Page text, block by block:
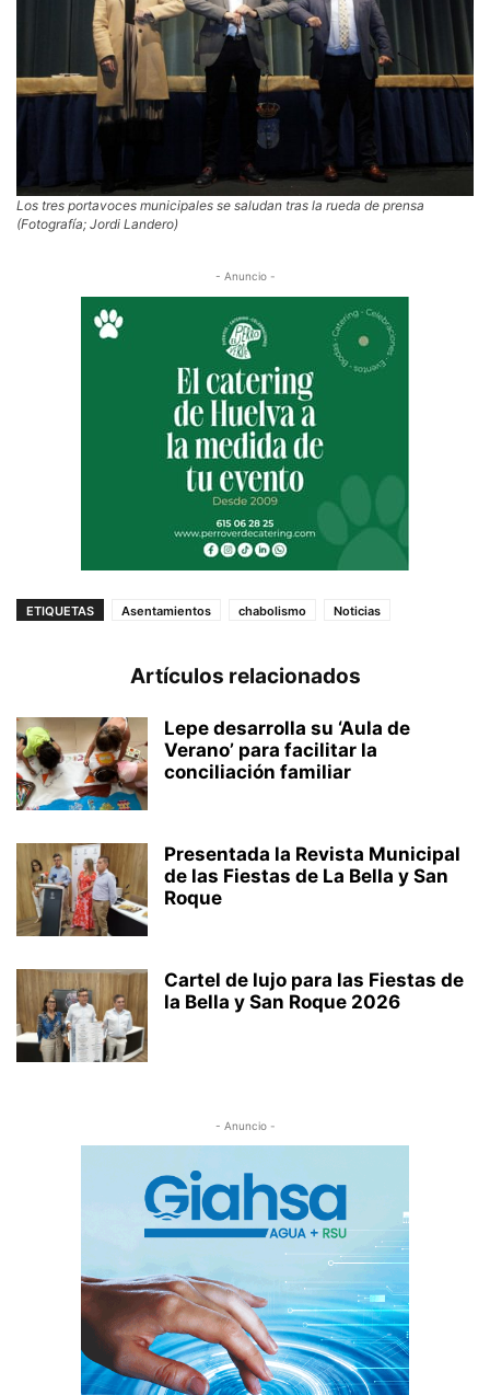
Los tres portavoces municipales se saludan tras la rueda de prensa
(Fotografía; Jordi Landero)
- Anuncio -
ETIQUETAS Asentamientos chabolismo Noticias
Artículos relacionados
Lepe desarrolla su ‘Aula de
Verano’ para facilitar la
conciliación familiar
Presentada la Revista Municipal
de las Fiestas de La Bella y San
Roque
Cartel de lujo para las Fiestas de
la Bella y San Roque 2026
- Anuncio -